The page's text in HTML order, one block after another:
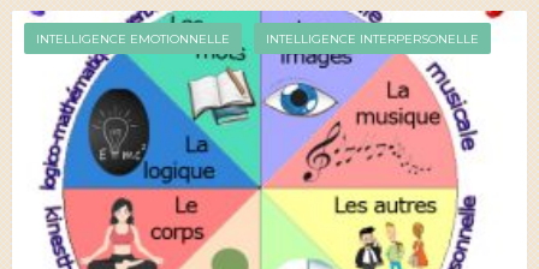
INTELLIGENCE EMOTIONNELLE INTELLIGENCE INTERPERSONELLE